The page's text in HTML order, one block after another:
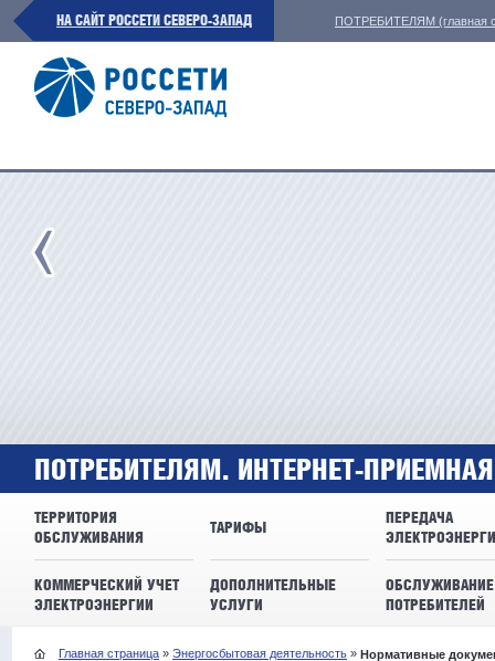
НА САЙТ РОССЕТИ СЕВЕРО-ЗАПАД ПОТРЕБИТЕЛЯМ (главная
ПОТРЕБИТЕЛЯМ. ИНТЕРНЕТ-
ТЕРРИТОРИЯ
ОБСЛУЖИВАНИЯ
ТАРИФЫ
ПЕРЕДАЧА
КОММЕРЧЕСКИЙ УЧЕТ
ЭЛЕКТРОЭНЕРГИИ
ДОПОЛНИТЕЛЬНЫЕ
УСЛУГИ
ОБСЛУЖИВАНИЕ
ПОТРЕБИТЕЛЕЙ
Главная страница » Энергосбытовая деятельность » Нормативные